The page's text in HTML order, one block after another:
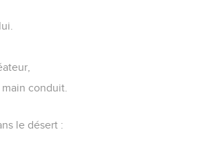
conduit.
le désert :